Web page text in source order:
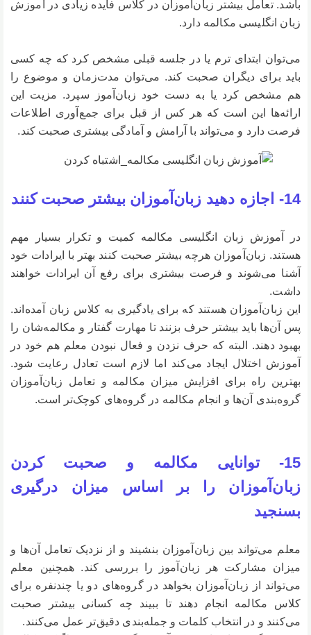
باشد. تعامل بیشتر زبان‌آموزان در کلاس فایده زیادی در آموزش
زبان انگلیسی مکالمه دارد.
می‌توان ابتدای ترم یا در جلسه قبلی مشخص کرد که چه کسی
باید برای دیگران صحبت کند. می‌توان مدت‌زمان و موضوع را
هم مشخص کرد یا به دست خود زبان‌آموز سپرد. مزیت این
ارائه‌ها این است که هر کس از قبل برای جمع‌آوری اطلاعات
فرصت دارد و می‌تواند با آرامش و آمادگی بیشتری صحبت کند.
14- اجازه دهید زبان‌آموزان بیشتر صحبت کنند
در آموزش زبان انگلیسی مکالمه کمیت و تکرار بسیار مهم
هستند. زبان‌آموزان هرچه بیشتر صحبت کنند بهتر با ایرادات خود
آشنا می‌شوند و فرصت بیشتری برای رفع آن ایرادات خواهند
داشت.
این زبان‌آموزان هستند که برای یادگیری به کلاس زبان آمده‌اند.
پس آن‌ها باید بیشتر حرف بزنند تا مهارت گفتار و مکالمه‌شان را
بهبود دهند. البته که حرف نزدن و فعال نبودن معلم هم خود در
آموزش اختلال ایجاد می‌کند اما لازم است تعادل رعایت شود.
بهترین راه برای افزایش میزان مکالمه و تعامل زبان‌آموزان
گروه‌بندی آن‌ها و انجام مکالمه در گروه‌های کوچک‌تر است.
15- توانایی مکالمه و صحبت کردن
زبان‌آموزان را بر اساس میزان درگیری
بسنجید
معلم می‌تواند بین زبان‌آموزان بنشیند و از نزدیک تعامل آن‌ها و
میزان مشارکت هر زبان‌آموز را بررسی کند. همچنین معلم
می‌تواند از زبان‌آموزان بخواهد در گروه‌های دو یا چندنفره برای
کلاس مکالمه انجام دهند تا ببیند چه کسانی بیشتر صحبت
می‌کنند و در انتخاب کلمات و جمله‌بندی دقیق‌تر عمل می‌کنند.